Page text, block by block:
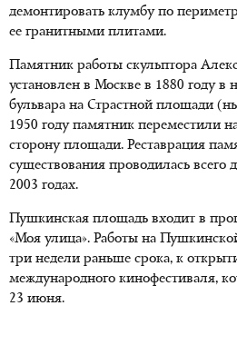
демонтировать клумбу по
ее гранитными плитами.
Памятник работы скульптора
установлен в Москве в 1880 году в
бульвара на Страстной площади
1950 году памятник переместили
сторону площади. Реставрация
существования проводилась
2003 годах.
Пушкинская площадь входит в
«Моя улица». Работы на
три недели раньше срока, к
международного кинофестиваля,
23 июня.